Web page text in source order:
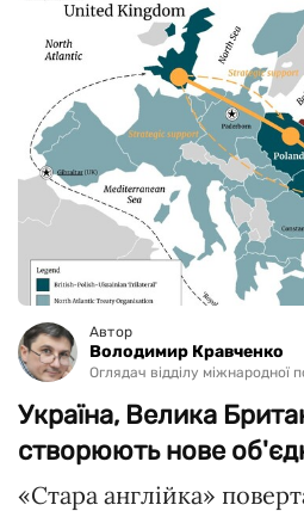
Автор
Володимир Кравченко
Оглядач відділу міжнародної
Україна, Велика
створюють нове
«Стара англійка»